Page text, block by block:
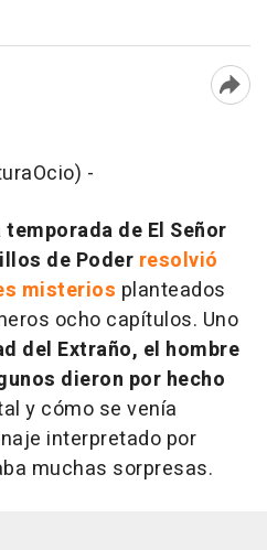
-
de El Señor
de Poder resolvió
misterios planteados
ocho capítulos. Uno
del Extraño, el hombre
dieron por hecho
y cómo se venía
interpretado por
muchas sorpresas.